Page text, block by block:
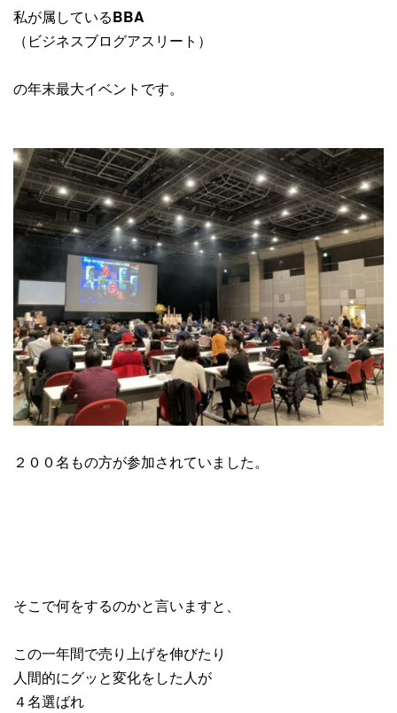
私が属しているBBA
（ビジネスブログアスリート）
の年末最大イベントです。
２００名もの方が参加されていました。
そこで何をするのかと言いますと、
この一年間で売り上げを伸びたり
人間的にグッと変化をした人が
４名選ばれ